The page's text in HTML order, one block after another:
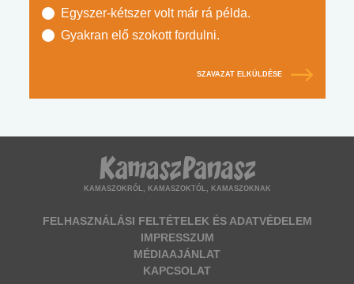
Egyszer-kétszer volt már rá példa.
Gyakran elő szokott fordulni.
SZAVAZAT ELKÜLDÉSE
KAMASZOKRÓL, KAMASZOKTÓL, KAMASZOKNAK
FELHASZNÁLÁSI FELTÉTELEK ÉS ADATVÉDELEM
IMPRESSZUM
MÉDIAAJÁNLAT
KAPCSOLAT